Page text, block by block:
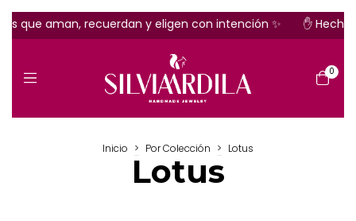
recuerdan y eligen con intención ✨ ✋ Hecho a
0
Inicio > Por Colección > Lotus
Lotus